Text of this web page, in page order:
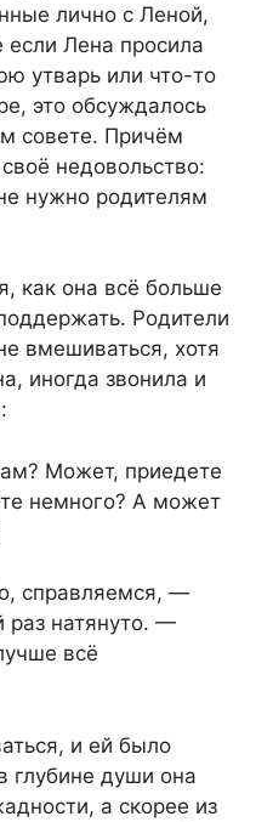
лично с Леной,
Лена просила
утварь или что-то
это обсуждалось
совете. Причём
недовольство:
нужно родителям
как она всё больше
Родители
вмешиваться, хотя
иногда звонила и
Может, приедете
немного? А может
справляемся, —
раз натянуто. —
всё
и ей было
глубине души она
а скорее из